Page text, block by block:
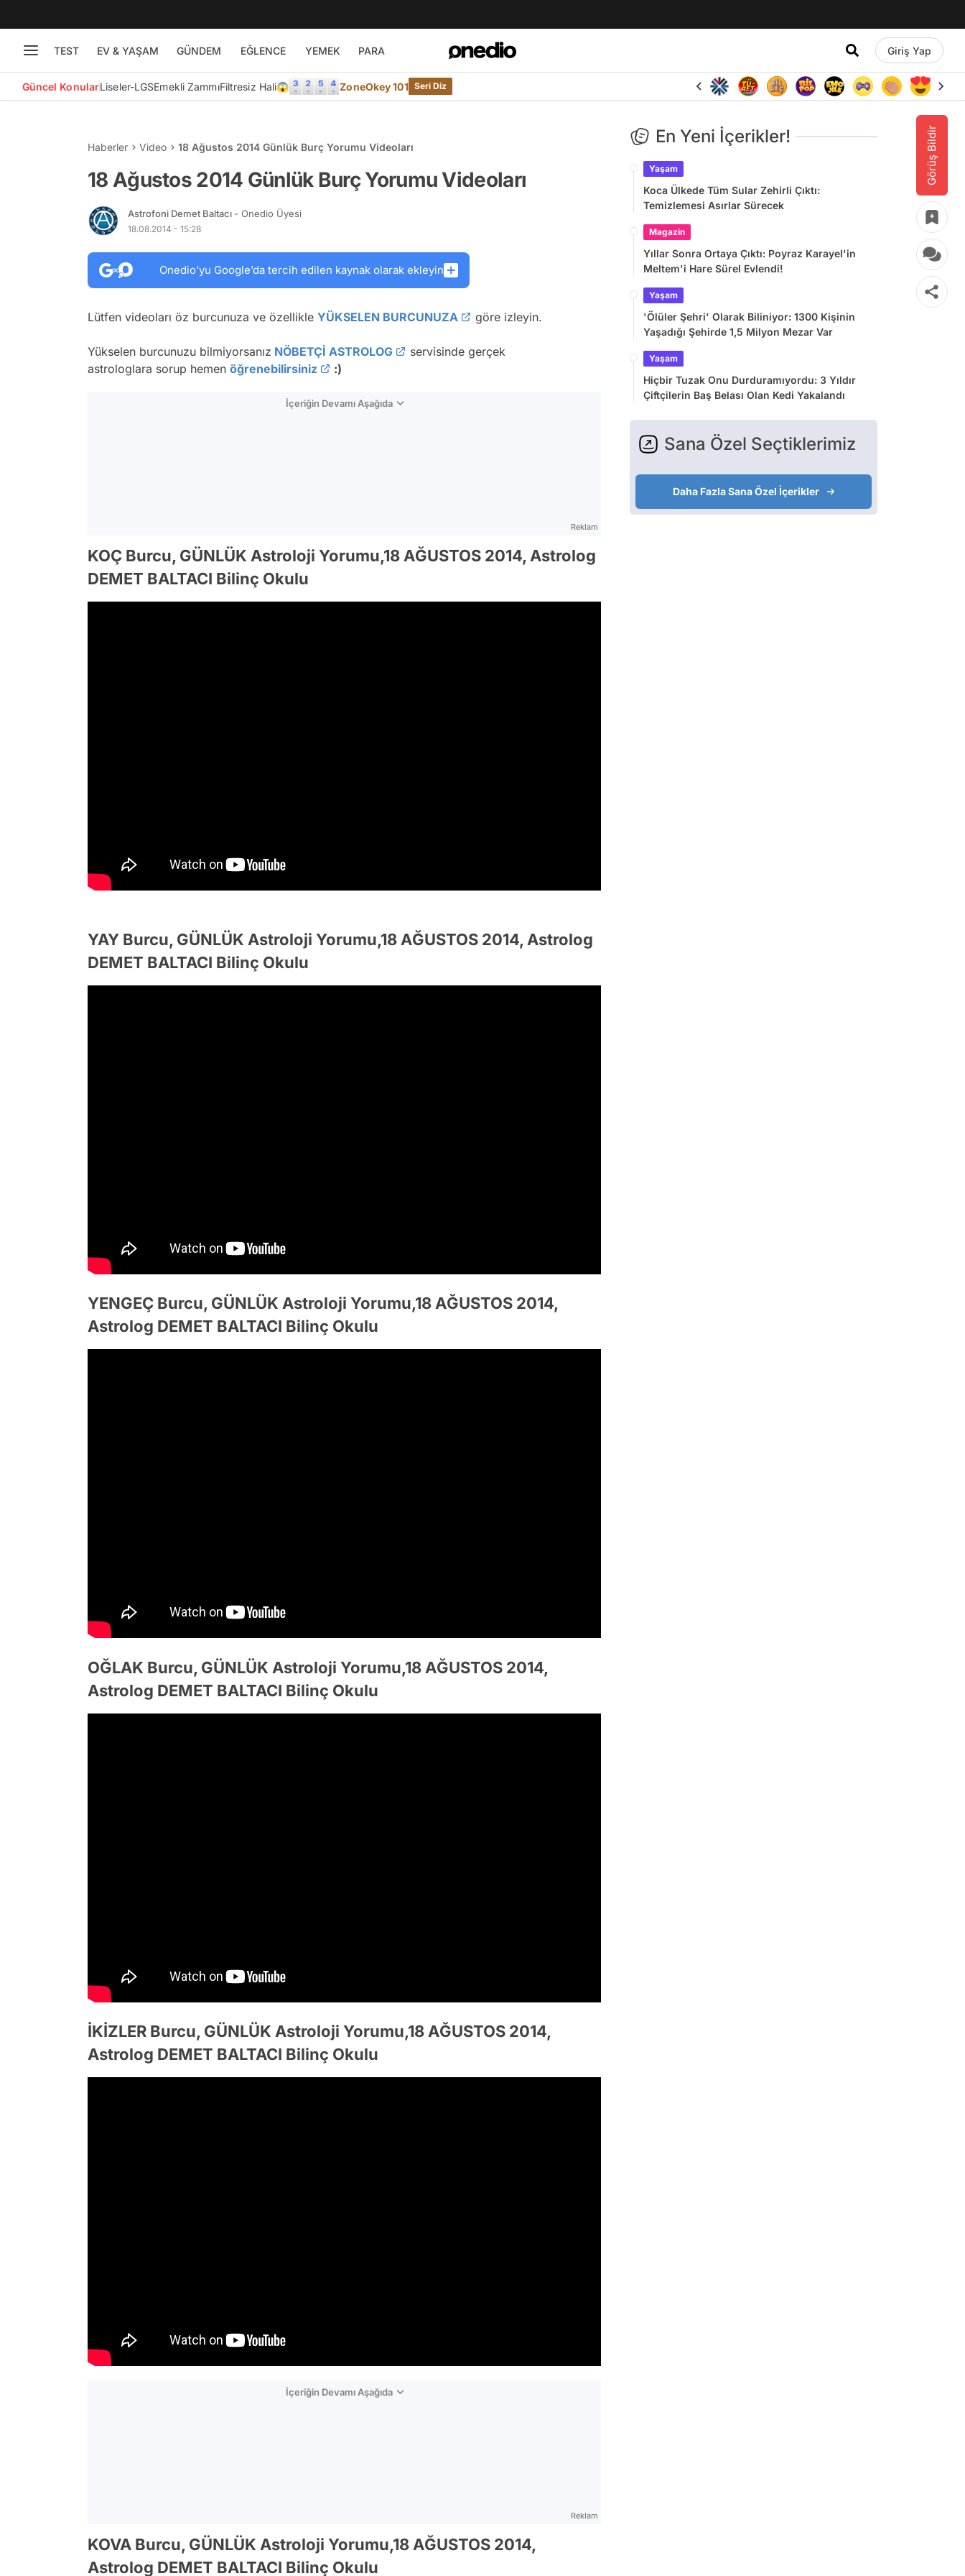
TEST EV & YAŞAM GÜNDEM EĞLENCE YEMEK PARA Giriş Yap
Güncel KonularLiseler-LGSEmekli ZammıFiltresiz Hali😱 ZoneOkey 101 Seri Diz
Görüş Bildir
Haberler Video 18 Ağustos 2014 Günlük Burç Yorumu Videoları
18 Ağustos 2014 Günlük Burç Yorumu Videoları
Astrofoni Demet Baltacı - Onedio Üyesi
18.08.2014 - 15:28
Onedio’yu Google’da tercih edilen kaynak olarak ekleyin
Lütfen videoları öz burcunuza ve özellikle YÜKSELEN BURCUNUZA göre izleyin.
Yükselen burcunuzu bilmiyorsanız NÖBETÇİ ASTROLOG
servisinde gerçek
astrologlara sorup hemen öğrenebilirsiniz :)
İçeriğin Devamı Aşağıda
Reklam
KOÇ Burcu, GÜNLÜK Astroloji Yorumu,18 AĞUSTOS 2014, Astrolog
DEMET BALTACI Bilinç Okulu
YAY Burcu, GÜNLÜK Astroloji Yorumu,18 AĞUSTOS 2014, Astrolog
DEMET BALTACI Bilinç Okulu
YENGEÇ Burcu, GÜNLÜK Astroloji Yorumu,18 AĞUSTOS 2014,
Astrolog DEMET BALTACI Bilinç Okulu
OĞLAK Burcu, GÜNLÜK Astroloji Yorumu,18 AĞUSTOS 2014,
Astrolog DEMET BALTACI Bilinç Okulu
İKİZLER Burcu, GÜNLÜK Astroloji Yorumu,18 AĞUSTOS 2014,
Astrolog DEMET BALTACI Bilinç Okulu
İçeriğin Devamı Aşağıda
Reklam
KOVA Burcu, GÜNLÜK Astroloji Yorumu,18 AĞUSTOS 2014,
Astrolog DEMET BALTACI Bilinç Okulu
En Yeni İçerikler!
Yaşam
Koca Ülkede Tüm Sular Zehirli Çıktı:
Temizlemesi Asırlar Sürecek
Magazin
Yıllar Sonra Ortaya Çıktı: Poyraz Karayel'in
Meltem'i Hare Sürel Evlendi!
Yaşam
'Ölüler Şehri' Olarak Biliniyor: 1300 Kişinin
Yaşadığı Şehirde 1,5 Milyon Mezar Var
Yaşam
Hiçbir Tuzak Onu Durduramıyordu: 3 Yıldır
Çiftçilerin Baş Belası Olan Kedi Yakalandı
Sana Özel Seçtiklerimiz
Daha Fazla Sana Özel İçerikler